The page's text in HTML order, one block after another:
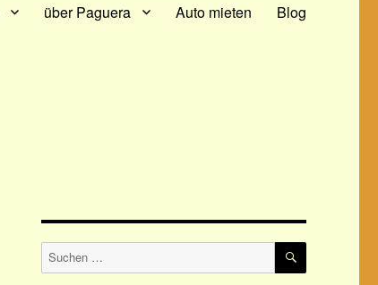
über Paguera Auto mieten Blog
Suchen
nach:
SUCHEN